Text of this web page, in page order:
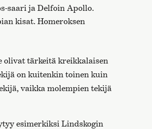
saari ja Delfoin Apollo.
kisat. Homeroksen
olivat tärkeitä kreikkalaisen
on kuitenkin toinen kuin
vaikka molempien tekijä
esimerkiksi Lindskogin